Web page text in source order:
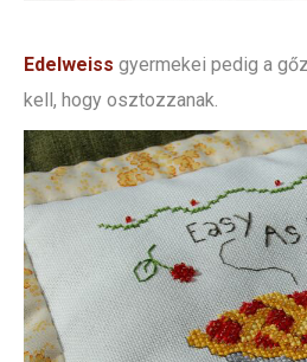
Edelweiss gyermekei pedig a
kell, hogy osztozzanak.